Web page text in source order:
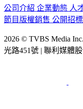
公司介紹 企業動態 人
節目版權銷售 公開招標
2026 © TVBS Media
光路451號 | 聯利媒體